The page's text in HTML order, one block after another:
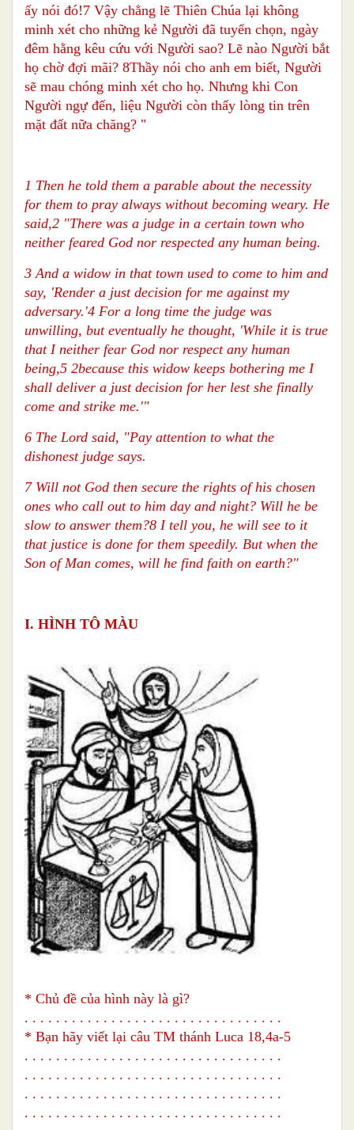
ấy nói đó!7 Vậy chẳng lẽ Thiên Chúa lại không
minh xét cho những kẻ Người đã tuyển chọn, ngày
đêm hằng kêu cứu với Người sao? Lẽ nào Người bắt
họ chờ đợi mãi? 8Thầy nói cho anh em biết, Người
sẽ mau chóng minh xét cho họ. Nhưng khi Con
Người ngự đến, liệu Người còn thấy lòng tin trên
mặt đất nữa chăng? "
1 Then he told them a parable about the necessity
for them to pray always without becoming weary. He
said,2 "There was a judge in a certain town who
neither feared God nor respected any human being.
3 And a widow in that town used to come to him and
say, 'Render a just decision for me against my
adversary.'4 For a long time the judge was
unwilling, but eventually he thought, 'While it is true
that I neither fear God nor respect any human
being,5 2because this widow keeps bothering me I
shall deliver a just decision for her lest she finally
come and strike me.'"
6 The Lord said, "Pay attention to what the
dishonest judge says.
7 Will not God then secure the rights of his chosen
ones who call out to him day and night? Will he be
slow to answer them?8 I tell you, he will see to it
that justice is done for them speedily. But when the
Son of Man comes, will he find faith on earth?"
I. HÌNH TÔ MÀU
* Chủ đề của hình này là gì?
. . . . . . . . . . . . . . . . . . . . . . . . . . . . . . . . .
* Bạn hãy viết lại câu TM thánh Luca 18,4a-5
. . . . . . . . . . . . . . . . . . . . . . . . . . . . . . . . .
. . . . . . . . . . . . . . . . . . . . . . . . . . . . . . . . .
. . . . . . . . . . . . . . . . . . . . . . . . . . . . . . . . .
. . . . . . . . . . . . . . . . . . . . . . . . . . . . . . . . .